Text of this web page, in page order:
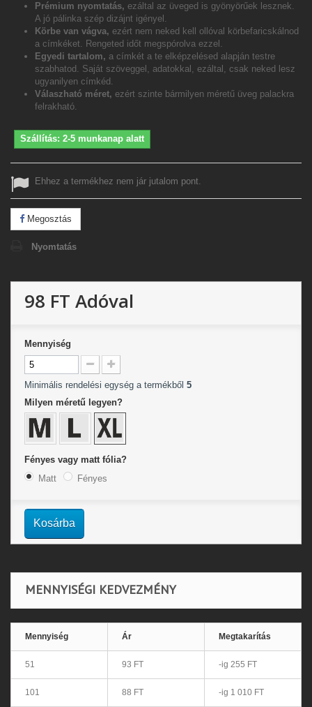
Prémium nyomtatás, ezáltal az üveged is gyönyörűek lesznek.
A jó pálinka szép dizájnt igényel.
Körbe van vágva, ezért nem neked kell ollóval körbefaricskálnod
a címkéket. Rengeted időt megspórolva ezzel.
Egyedi tartalom, a címkét a te elképzelésed alapján testre
szabhatod. Saját szöveggel, adatokkal, ezáltal, csak neked lesz
ugyanilyen címkéd.
Válaszható méret, ezért szinte bármilyen méretű üveg palackra
felrakható.
Szállítás: 2-5 munkanap alatt
Ehhez a termékhez nem jár jutalom pont.
Megosztás
Nyomtatás
98 FT Adóval
Mennyiség
Minimális rendelési egység a termékből 5
Milyen méretű legyen?
Fényes vagy matt fólia?
Matt
Fényes
Kosárba
MENNYISÉGI KEDVEZMÉNY
Mennyiség Ár Megtakarítás
51 93 FT -ig 255 FT
101 88 FT -ig 1 010 FT